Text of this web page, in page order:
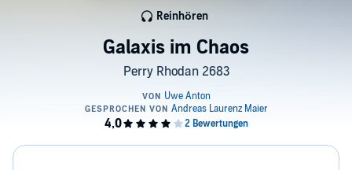
Galaxis im Chaos
Perry Rhodan 2683
Reinhören